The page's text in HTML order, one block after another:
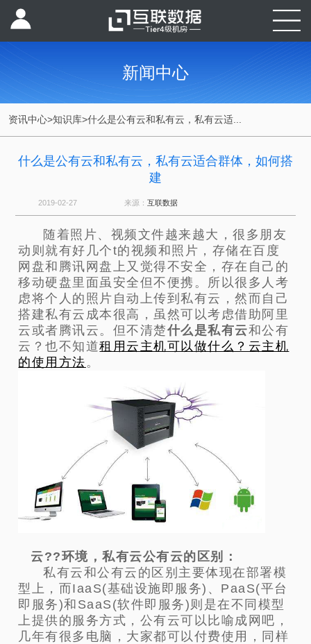
新闻中心
资讯中心>知识库>什么是公有云和私有云，私有云适...
什么是公有云和私有云，私有云适合群体，如何搭
建
2019-02-27 来源： 互联数据
随着照片、视频文件越来越大，很多朋友
动则就有好几个t的视频和照片，存储在百度
网盘和腾讯网盘上又觉得不安全，存在自己的
移动硬盘里面虽安全但不便携。所以很多人考
虑将个人的照片自动上传到私有云，然而自己
搭建私有云成本很高，虽然可以考虑借助阿里
云或者腾讯云。但不清楚什么是私有云和公有
云？也不知道租用云主机可以做什么？云主机
的使用方法 。
云??环境，私有云公有云的区别：
私有云和公有云的区别主要体现在部署模
型上，而IaaS(基础设施即服务)、PaaS(平台
即服务)和SaaS(软件即服务)则是在不同模型
上提供的服务方式，公有云可以比喻成网吧，
几年有很多电脑，大家都可以付费使用，同样